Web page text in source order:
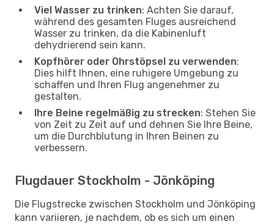
Viel Wasser zu trinken: Achten Sie darauf,
während des gesamten Fluges ausreichend
Wasser zu trinken, da die Kabinenluft
dehydrierend sein kann.
Kopfhörer oder Ohrstöpsel zu verwenden:
Dies hilft Ihnen, eine ruhigere Umgebung zu
schaffen und Ihren Flug angenehmer zu
gestalten.
Ihre Beine regelmäßig zu strecken: Stehen Sie
von Zeit zu Zeit auf und dehnen Sie Ihre Beine,
um die Durchblutung in Ihren Beinen zu
verbessern.
Flugdauer Stockholm - Jönköping
Die Flugstrecke zwischen Stockholm und Jönköping
kann variieren, je nachdem, ob es sich um einen